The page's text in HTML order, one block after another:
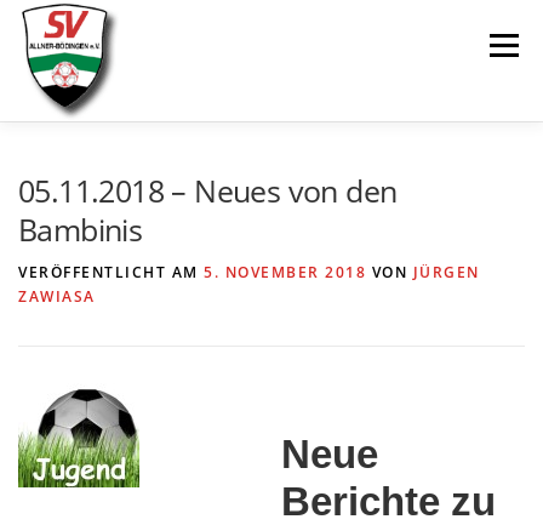
Zum
Inhalt
springen
Menü
05.11.2018 – Neues von den
Bambinis
VERÖFFENTLICHT AM 5. NOVEMBER 2018 VON JÜRGEN
ZAWIASA
Neue
Berichte zu